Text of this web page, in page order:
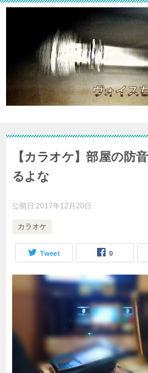
【カラオケ】部屋の防
るよな
公開日:2017年12月20日
カラオケ
Tweet 0